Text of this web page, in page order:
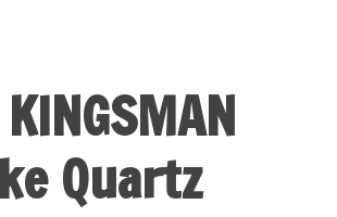
Quartz